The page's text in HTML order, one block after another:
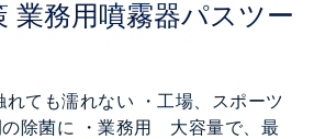
業務用噴霧器パスツー
れても濡れない ・工場、スポーツ
除菌に ・業務用 大容量で、最